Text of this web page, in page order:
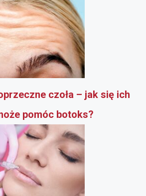
czoła – jak się ich
pomóc botoks?